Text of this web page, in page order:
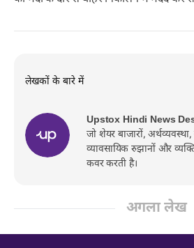
लेखकों के बारे में
Upstox Hindi News
जो शेयर बाजारों,
व्यावसायिक रुझानों और
कवर करती है।
अगला लेख